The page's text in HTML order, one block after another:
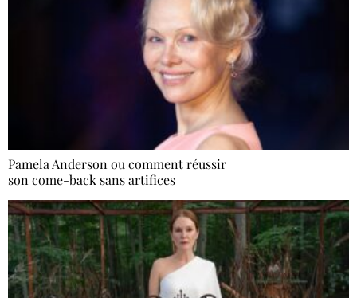
Pamela Anderson ou comment réussir
son come-back sans artifices